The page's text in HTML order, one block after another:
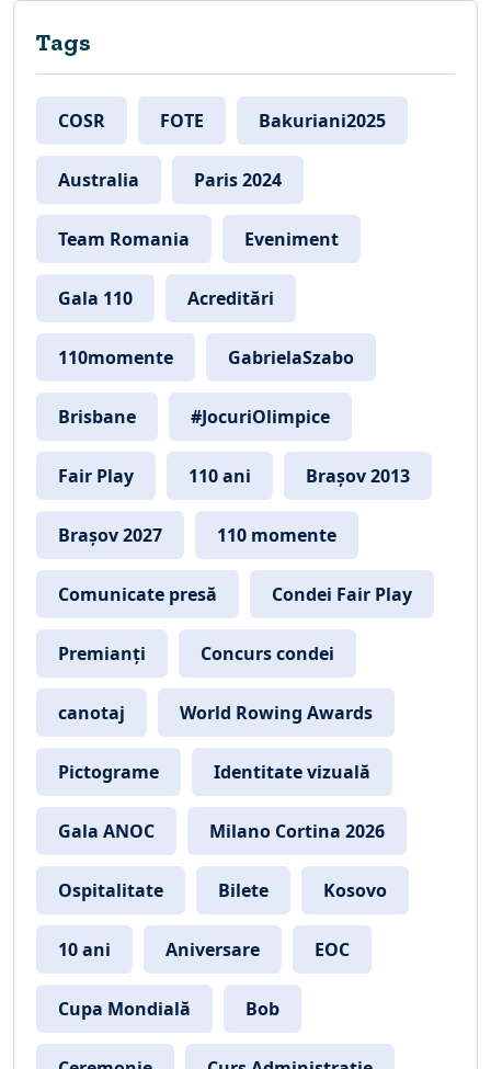
Tags
COSR FOTE Bakuriani2025
Australia Paris 2024
Team Romania Eveniment
Gala 110 Acreditări
110momente GabrielaSzabo
Brisbane #JocuriOlimpice
Fair Play 110 ani Brașov 2013
Brașov 2027 110 momente
Comunicate presă Condei Fair Play
Premianți Concurs condei
canotaj World Rowing Awards
Pictograme Identitate vizuală
Gala ANOC Milano Cortina 2026
Ospitalitate Bilete Kosovo
10 ani Aniversare EOC
Cupa Mondială Bob